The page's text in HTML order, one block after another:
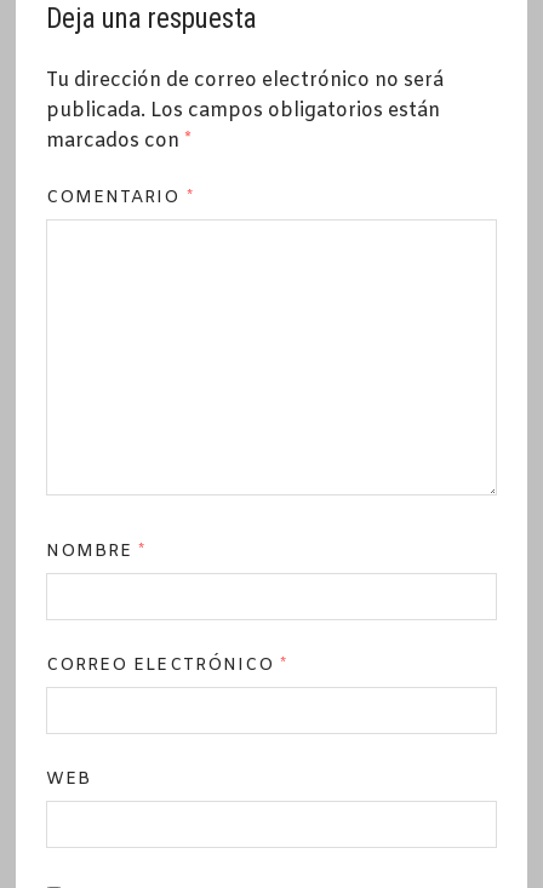
Deja una respuesta
Tu dirección de correo electrónico no será
publicada. Los campos obligatorios están
marcados con *
COMENTARIO *
NOMBRE*
CORREO ELECTRÓNICO*
WEB